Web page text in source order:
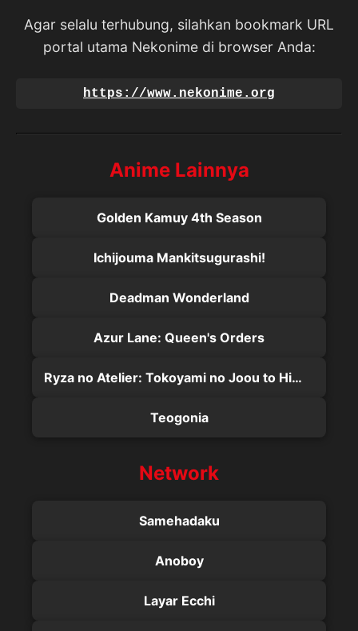
Agar selalu terhubung, silahkan bookmark URL
portal utama Nekonime di browser Anda:
https://www.nekonime.org
Anime Lainnya
Golden Kamuy 4th Season
Ichijouma Mankitsugurashi!
Deadman Wonderland
Azur Lane: Queen's Orders
Ryza no Atelier: Tokoyami no Joou to Himitsu no Kakurega
Teogonia
Network
Samehadaku
Anoboy
Layar Ecchi